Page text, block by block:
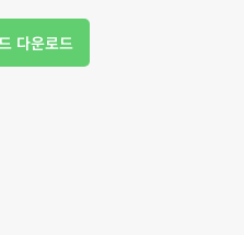
다운로드